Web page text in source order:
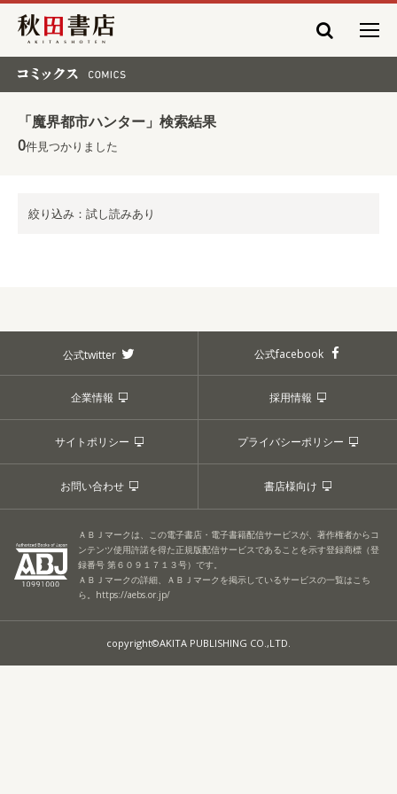
秋田書店
「魔界都市ハンター」検索結果
0件見つかりました
絞り込み：試し読みあり
公式twitter 公式facebook
企業情報 採用情報
サイトポリシー プライバシーポリシー
お問い合わせ 書店様向け
ＡＢＪマークは、この電子書店・電子書籍配信サービスが、著作権者からコ
ンテンツ使用許諾を得た正規版配信サービスであることを示す登録商標（登
録番号 第６０９１７１３号）です。
ＡＢＪマークの詳細、ＡＢＪマークを掲示しているサービスの一覧はこち
ら。 https://aebs.or.jp/
copyright©AKITA PUBLISHING CO.,LTD.